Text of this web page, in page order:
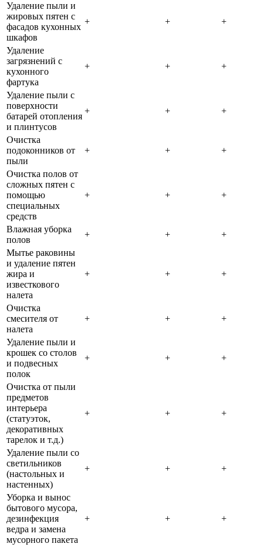
Удаление пыли и
жировых пятен с
фасадов кухонных
шкафов
+ + +
Удаление
загрязнений с
кухонного
фартука
+ + +
Удаление пыли с
поверхности
батарей отопления
и плинтусов
+ + +
Очистка
подоконников от
пыли
+ + +
Очистка полов от
сложных пятен с
помощью
специальных
средств
+ + +
Влажная уборка
полов
+ +
+
Мытье раковины
и удаление пятен
жира и
известкового
налета
+ + +
Очистка
смесителя от
налета
+ + +
Удаление пыли и
крошек со столов
и подвесных
полок
+ + +
Очистка от пыли
предметов
интерьера
(статуэток,
декоративных
тарелок и т.д.)
+ + +
Удаление пыли со
светильников
(настольных и
настенных)
+ + +
Уборка и вынос
бытового мусора,
дезинфекция
ведра и замена
мусорного пакета
+ + +